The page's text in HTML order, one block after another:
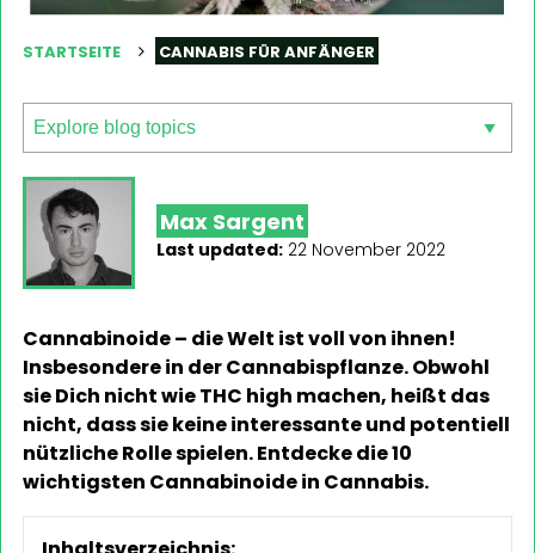
STARTSEITE CANNABIS FÜR ANFÄNGER
Max Sargent
Last updated: 22 November 2022
Cannabinoide – die Welt ist voll von ihnen!
Insbesondere in der Cannabispflanze. Obwohl
sie Dich nicht wie THC high machen, heißt das
nicht, dass sie keine interessante und potentiell
nützliche Rolle spielen. Entdecke die 10
wichtigsten Cannabinoide in Cannabis.